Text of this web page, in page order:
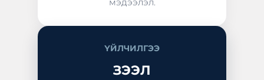
ҮЙЛЧИЛГЭЭ
ЗЭЭЛ